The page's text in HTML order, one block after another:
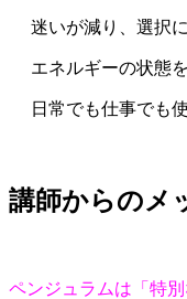
迷いが減り、選択
エネルギーの状態を
日常でも仕事でも
講師からのメ
ペンジュラムは「特